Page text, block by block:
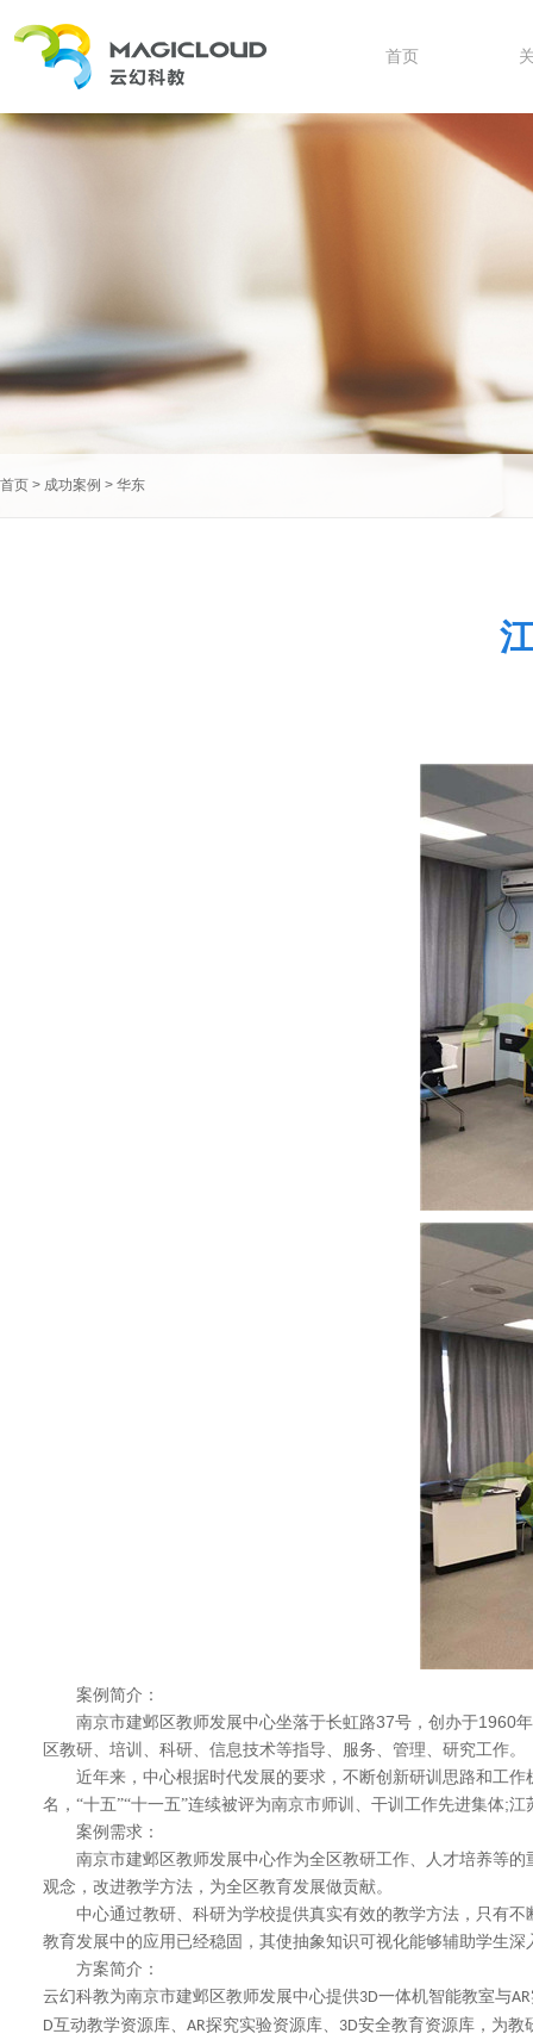
首页
首页 > 成功案例 > 华东
案例简介：
南京市建邺区教师发展中心坐落于长虹路37号，创办于1960年
区教研、培训、科研、信息技术等指导、服务、管理、研究工作。
近年来，中心根据时代发展的要求，不断创新研训思路和工作
名，“十五”“十一五”连续被评为南京市师训、干训工作先进集体;江
案例需求：
南京市建邺区教师发展中心作为全区教研工作、人才培养等的
观念，改进教学方法，为全区教育发展做贡献。
中心通过教研、科研为学校提供真实有效的教学方法，只有
教育发展中的应用已经稳固，其使抽象知识可视化能够辅助学生
方案简介：
云幻科教为南京市建邺区教师发展中心提供3D一体机智能教室与AR
D互动教学资源库、 AR探究实验资源库、 3D安全教育资源库，为教